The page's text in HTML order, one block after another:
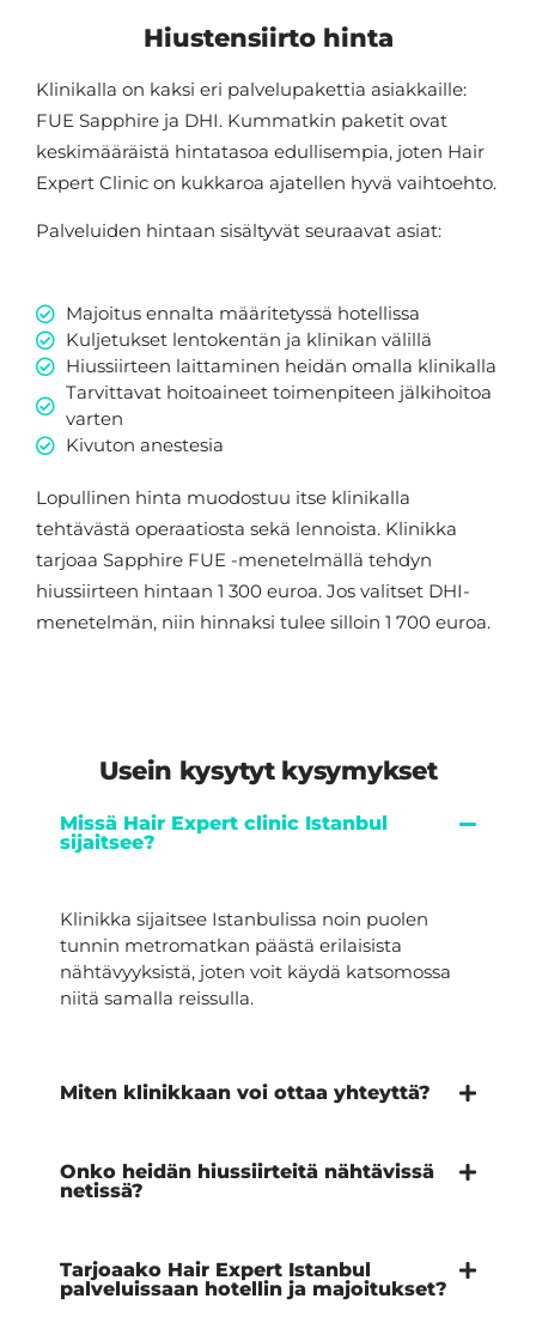
Hiustensiirto hinta
Klinikalla on kaksi eri palvelupakettia asiakkaille:
FUE Sapphire ja DHI. Kummatkin paketit ovat
keskimääräistä hintatasoa edullisempia, joten Hair
Expert Clinic on kukkaroa ajatellen hyvä vaihtoehto.
Palveluiden hintaan sisältyvät seuraavat asiat:
Majoitus ennalta määritetyssä hotellissa
Kuljetukset lentokentän ja klinikan välillä
Hiussiirteen laittaminen heidän omalla klinikalla
Tarvittavat hoitoaineet toimenpiteen jälkihoitoa
varten
Kivuton anestesia
Lopullinen hinta muodostuu itse klinikalla
tehtävästä operaatiosta sekä lennoista. Klinikka
tarjoaa Sapphire FUE -menetelmällä tehdyn
hiussiirteen hintaan 1 300 euroa. Jos valitset DHI-
menetelmän, niin hinnaksi tulee silloin 1 700 euroa.
Usein kysytyt kysymykset
Missä Hair Expert clinic Istanbul
sijaitsee?
Klinikka sijaitsee Istanbulissa noin puolen
tunnin metromatkan päästä erilaisista
nähtävyyksistä, joten voit käydä katsomossa
niitä samalla reissulla.
Miten klinikkaan voi ottaa yhteyttä?
Onko heidän hiussiirteitä nähtävissä
netissä?
Tarjoaako Hair Expert Istanbul
palveluissaan hotellin ja majoitukset?